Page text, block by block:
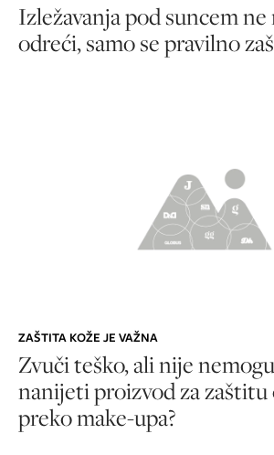
Izležavanja pod suncem ne
odreći, samo se pravilno
ZAŠTITA KOŽE JE VAŽNA
Zvuči teško, ali nije
nanijeti proizvod za zaštitu
preko make-upa?